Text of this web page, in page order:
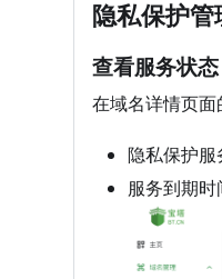
隐私保护管
查看服务状态
在域名详情页面
隐私保护服
服务到期时